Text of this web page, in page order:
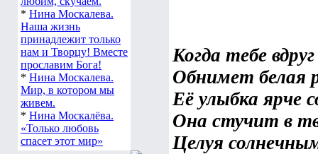
* Нина Москалева.
Наша жизнь
принадлежит только
нам и Творцу! Вместе
прославим Бога!
* Нина Москалева.
Мир, в котором мы
живем.
* Нина Москалёва.
«Только любовь
спасет этот мир»
Когда тебе
Обнимет белая
Её улыбка ярче
Она стучит в
Целуя